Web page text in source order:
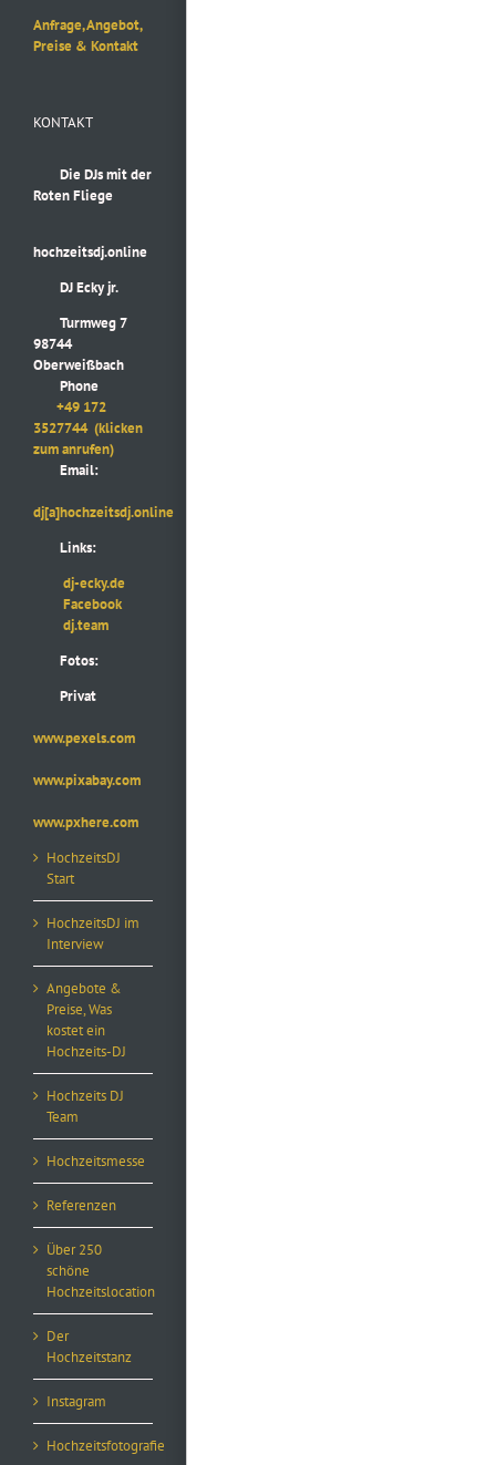
Anfrage, Angebot,
Preise & Kontakt
KONTAKT
Die DJs mit der
Roten Fliege
hochzeitsdj.online
DJ Ecky jr.
Turmweg 7
98744
Oberweißbach
Phone
+49 172
3527744 (klicken
zum anrufen)
Email:
dj[a]hochzeitsdj.online
Links:
dj-ecky.de
Facebook
dj.team
Fotos:
Privat
www.pexels.com
www.pixabay.com
www.pxhere.com
HochzeitsDJ
Start
HochzeitsDJ im
Interview
Angebote &
Preise, Was
kostet ein
Hochzeits-DJ
Hochzeits DJ
Team
Hochzeitsmesse
Referenzen
Über 250
schöne
Hochzeitslocation
Der
Hochzeitstanz
Instagram
Hochzeitsfotografie